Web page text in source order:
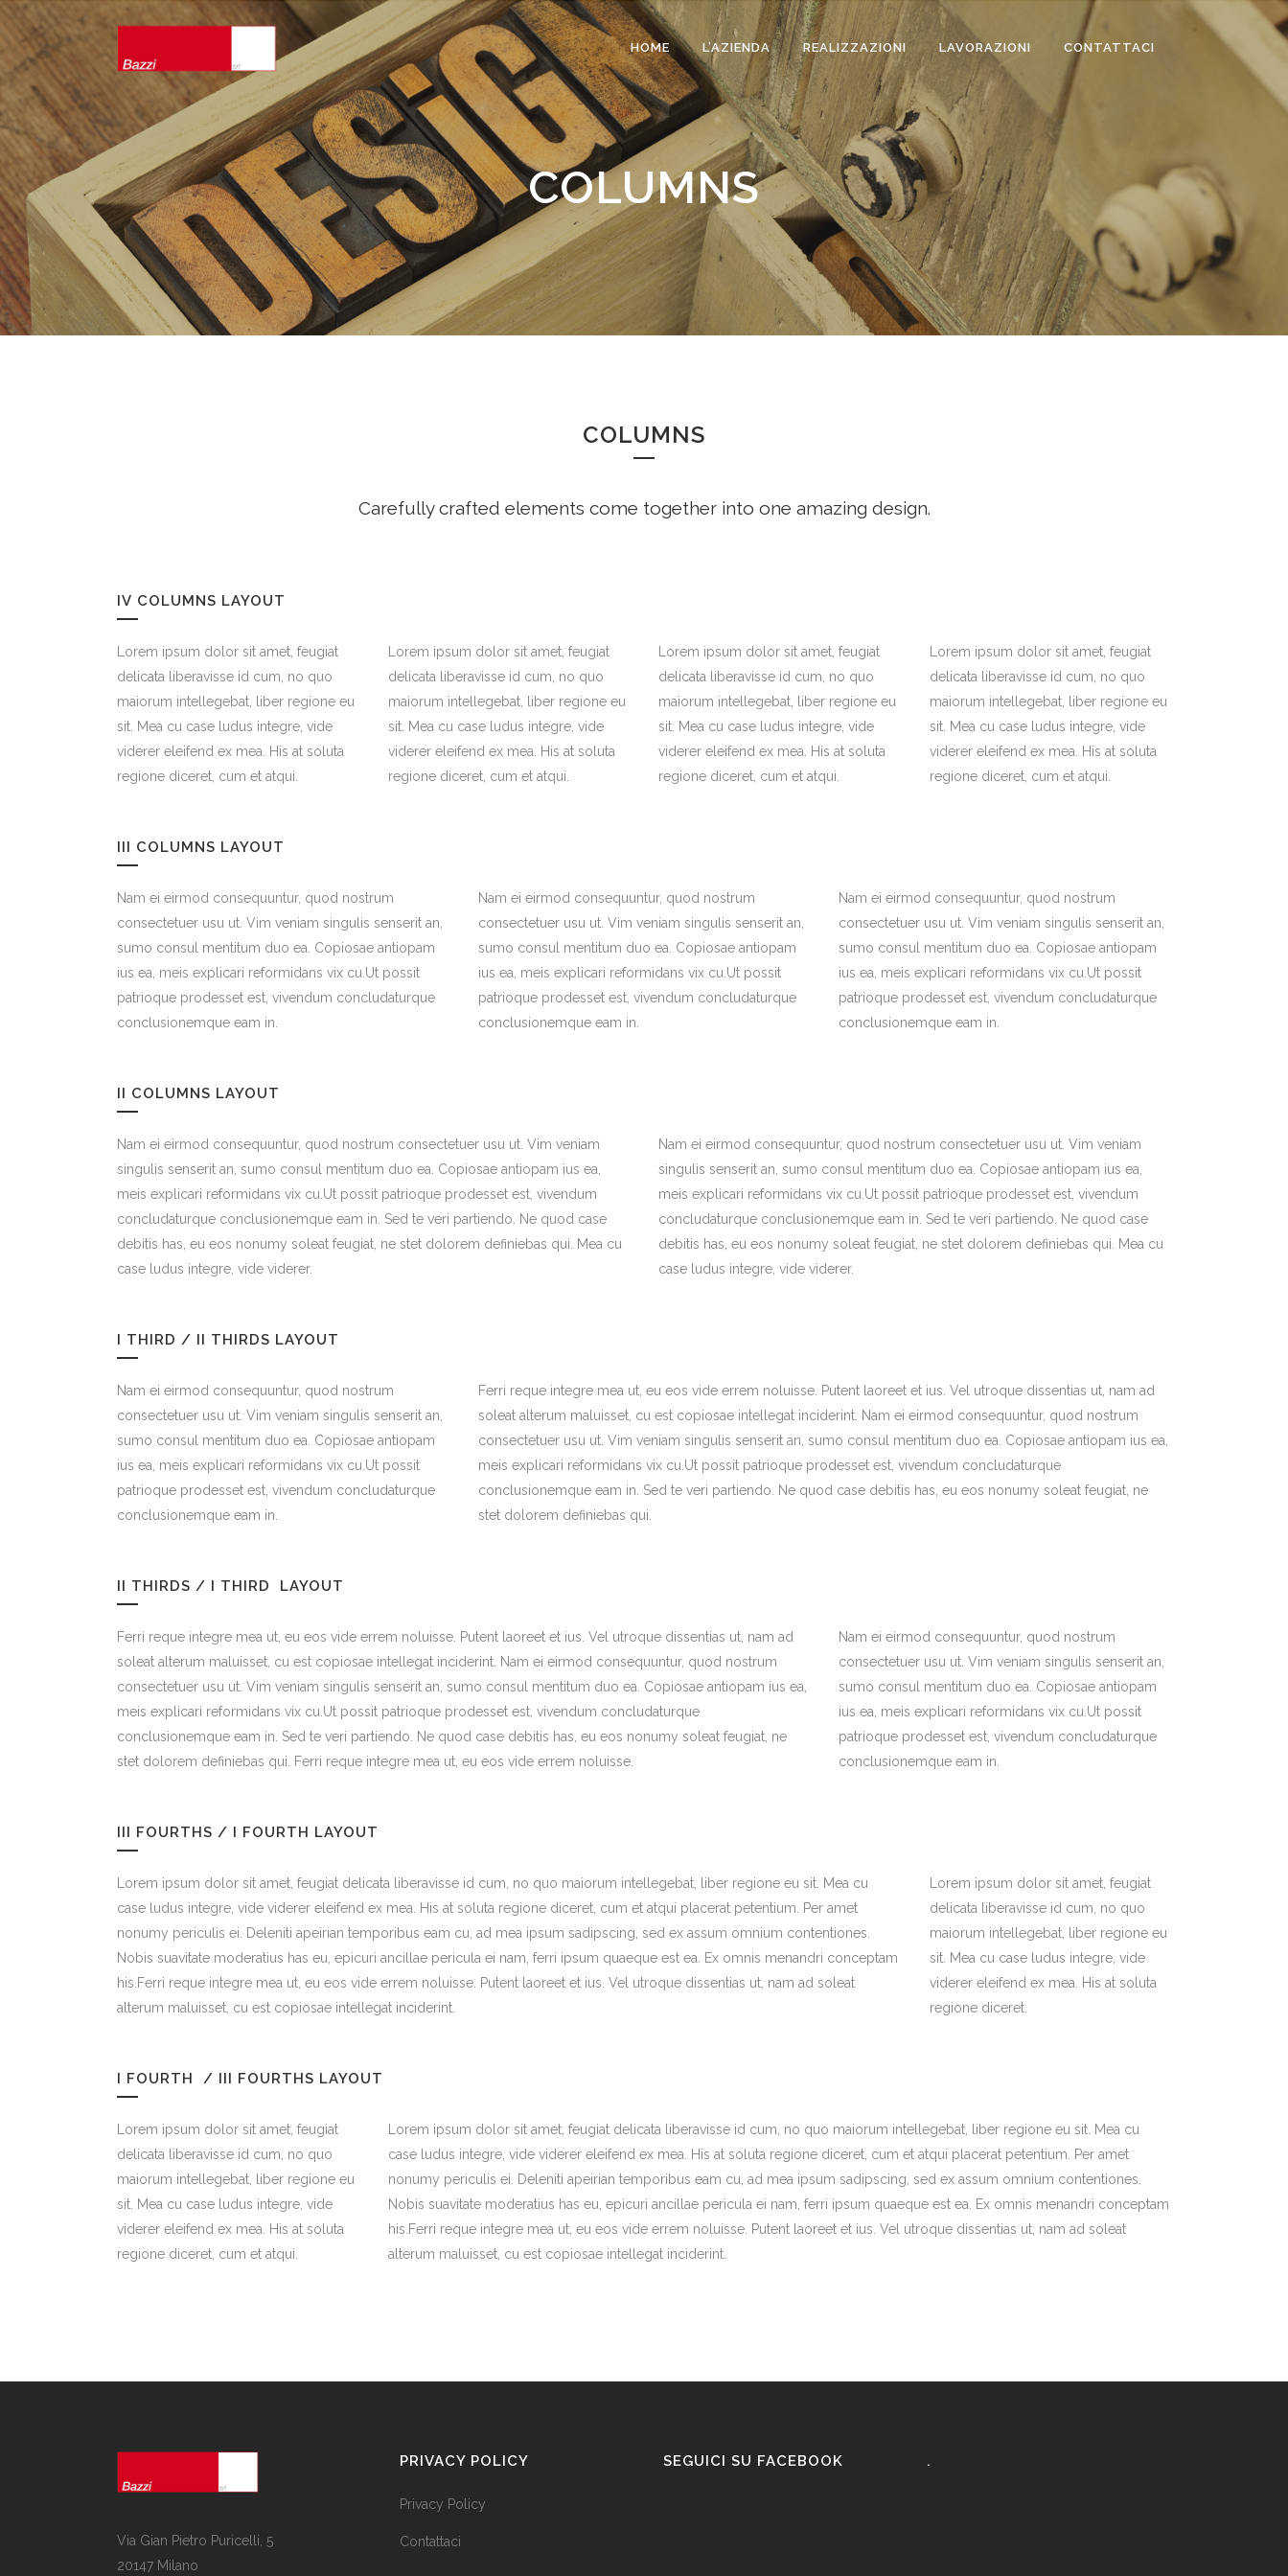
HOME L’AZIENDA REALIZZAZIONI LAVORAZIONI CONTATTACI
COLUMNS
COLUMNS
Carefully crafted elements come together into one amazing design.
IV COLUMNS LAYOUT
Lorem ipsum dolor sit amet, feugiat
delicata liberavisse id cum, no quo
maiorum intellegebat, liber regione eu
sit. Mea cu case ludus integre, vide
viderer eleifend ex mea. His at soluta
regione diceret, cum et atqui.
Lorem ipsum dolor sit amet, feugiat
delicata liberavisse id cum, no quo
maiorum intellegebat, liber regione eu
sit. Mea cu case ludus integre, vide
viderer eleifend ex mea. His at soluta
regione diceret, cum et atqui.
Lorem ipsum dolor sit amet, feugiat
delicata liberavisse id cum, no quo
maiorum intellegebat, liber regione eu
sit. Mea cu case ludus integre, vide
viderer eleifend ex mea. His at soluta
regione diceret, cum et atqui.
Lorem ipsum dolor sit amet, feugiat
delicata liberavisse id cum, no quo
maiorum intellegebat, liber regione eu
sit. Mea cu case ludus integre, vide
viderer eleifend ex mea. His at soluta
regione diceret, cum et atqui.
III COLUMNS LAYOUT
Nam ei eirmod consequuntur, quod nostrum
consectetuer usu ut. Vim veniam singulis senserit an,
sumo consul mentitum duo ea. Copiosae antiopam
ius ea, meis explicari reformidans vix cu.Ut possit
patrioque prodesset est, vivendum concludaturque
conclusionemque eam in.
Nam ei eirmod consequuntur, quod nostrum
consectetuer usu ut. Vim veniam singulis senserit an,
sumo consul mentitum duo ea. Copiosae antiopam
ius ea, meis explicari reformidans vix cu.Ut possit
patrioque prodesset est, vivendum concludaturque
conclusionemque eam in.
Nam ei eirmod consequuntur, quod nostrum
consectetuer usu ut. Vim veniam singulis senserit an,
sumo consul mentitum duo ea. Copiosae antiopam
ius ea, meis explicari reformidans vix cu.Ut possit
patrioque prodesset est, vivendum concludaturque
conclusionemque eam in.
II COLUMNS LAYOUT
Nam ei eirmod consequuntur, quod nostrum consectetuer usu ut. Vim veniam
singulis senserit an, sumo consul mentitum duo ea. Copiosae antiopam ius ea,
meis explicari reformidans vix cu.Ut possit patrioque prodesset est, vivendum
concludaturque conclusionemque eam in. Sed te veri partiendo. Ne quod case
debitis has, eu eos nonumy soleat feugiat, ne stet dolorem definiebas qui. Mea cu
case ludus integre, vide viderer.
Nam ei eirmod consequuntur, quod nostrum consectetuer usu ut. Vim veniam
singulis senserit an, sumo consul mentitum duo ea. Copiosae antiopam ius ea,
meis explicari reformidans vix cu.Ut possit patrioque prodesset est, vivendum
concludaturque conclusionemque eam in. Sed te veri partiendo. Ne quod case
debitis has, eu eos nonumy soleat feugiat, ne stet dolorem definiebas qui. Mea cu
case ludus integre, vide viderer.
I THIRD / II THIRDS LAYOUT
Nam ei eirmod consequuntur, quod nostrum
consectetuer usu ut. Vim veniam singulis senserit an,
sumo consul mentitum duo ea. Copiosae antiopam
ius ea, meis explicari reformidans vix cu.Ut possit
patrioque prodesset est, vivendum concludaturque
conclusionemque eam in.
Ferri reque integre mea ut, eu eos vide errem noluisse. Putent laoreet et ius. Vel utroque dissentias ut, nam ad
soleat alterum maluisset, cu est copiosae intellegat inciderint. Nam ei eirmod consequuntur, quod nostrum
consectetuer usu ut. Vim veniam singulis senserit an, sumo consul mentitum duo ea. Copiosae antiopam ius ea,
meis explicari reformidans vix cu.Ut possit patrioque prodesset est, vivendum concludaturque
conclusionemque eam in. Sed te veri partiendo. Ne quod case debitis has, eu eos nonumy soleat feugiat, ne
stet dolorem definiebas qui.
II THIRDS / I THIRD LAYOUT
Ferri reque integre mea ut, eu eos vide errem noluisse. Putent laoreet et ius. Vel utroque dissentias ut, nam ad
soleat alterum maluisset, cu est copiosae intellegat inciderint. Nam ei eirmod consequuntur, quod nostrum
consectetuer usu ut. Vim veniam singulis senserit an, sumo consul mentitum duo ea. Copiosae antiopam ius ea,
meis explicari reformidans vix cu.Ut possit patrioque prodesset est, vivendum concludaturque
conclusionemque eam in. Sed te veri partiendo. Ne quod case debitis has, eu eos nonumy soleat feugiat, ne
stet dolorem definiebas qui. Ferri reque integre mea ut, eu eos vide errem noluisse.
Nam ei eirmod consequuntur, quod nostrum
consectetuer usu ut. Vim veniam singulis senserit an,
sumo consul mentitum duo ea. Copiosae antiopam
ius ea, meis explicari reformidans vix cu.Ut possit
patrioque prodesset est, vivendum concludaturque
conclusionemque eam in.
III FOURTHS / I FOURTH LAYOUT
Lorem ipsum dolor sit amet, feugiat delicata liberavisse id cum, no quo maiorum intellegebat, liber regione eu sit. Mea cu
case ludus integre, vide viderer eleifend ex mea. His at soluta regione diceret, cum et atqui placerat petentium. Per amet
nonumy periculis ei. Deleniti apeirian temporibus eam cu, ad mea ipsum sadipscing, sed ex assum omnium contentiones.
Nobis suavitate moderatius has eu, epicuri ancillae pericula ei nam, ferri ipsum quaeque est ea. Ex omnis menandri conceptam
his.Ferri reque integre mea ut, eu eos vide errem noluisse. Putent laoreet et ius. Vel utroque dissentias ut, nam ad soleat
alterum maluisset, cu est copiosae intellegat inciderint.
Lorem ipsum dolor sit amet, feugiat
delicata liberavisse id cum, no quo
maiorum intellegebat, liber regione eu
sit. Mea cu case ludus integre, vide
viderer eleifend ex mea. His at soluta
regione diceret.
I FOURTH / III FOURTHS LAYOUT
Lorem ipsum dolor sit amet, feugiat
delicata liberavisse id cum, no quo
maiorum intellegebat, liber regione eu
sit. Mea cu case ludus integre, vide
viderer eleifend ex mea. His at soluta
regione diceret, cum et atqui.
Lorem ipsum dolor sit amet, feugiat delicata liberavisse id cum, no quo maiorum intellegebat, liber regione eu sit. Mea cu
case ludus integre, vide viderer eleifend ex mea. His at soluta regione diceret, cum et atqui placerat petentium. Per amet
nonumy periculis ei. Deleniti apeirian temporibus eam cu, ad mea ipsum sadipscing, sed ex assum omnium contentiones.
Nobis suavitate moderatius has eu, epicuri ancillae pericula ei nam, ferri ipsum quaeque est ea. Ex omnis menandri conceptam
his.Ferri reque integre mea ut, eu eos vide errem noluisse. Putent laoreet et ius. Vel utroque dissentias ut, nam ad soleat
alterum maluisset, cu est copiosae intellegat inciderint.
Via Gian Pietro Puricelli, 5
20147 Milano
PRIVACY POLICY
Privacy Policy
Contattaci
SEGUICI SU FACEBOOK .